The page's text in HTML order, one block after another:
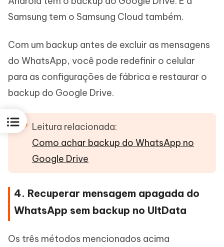
Samsung tem o Samsung Cloud também.
Com um backup antes de excluir as mensagens
do WhatsApp, você pode redefinir o celular
para as configurações de fábrica e restaurar o
backup do Google Drive.
Leitura relacionada:
Como achar backup do WhatsApp no
Google Drive
4. Recuperar mensagem apagada do
WhatsApp sem backup no UltData
Os três métodos mencionados acima